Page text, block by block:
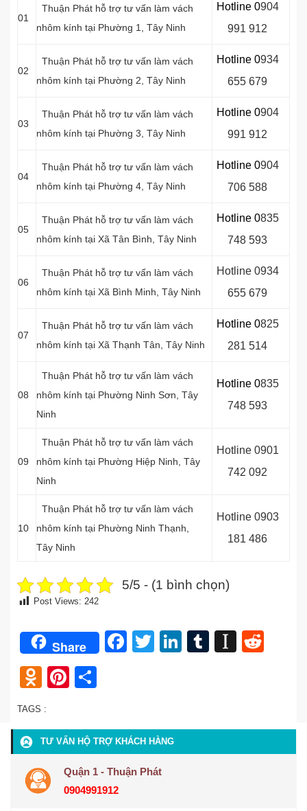
01
Thuận Phát hỗ trợ tư vấn làm vách
nhôm kính tại Phường 1, Tây Ninh
Hotline 0904
991 912
02
Thuận Phát hỗ trợ tư vấn làm vách
nhôm kính tại Phường 2, Tây Ninh
Hotline 0934
655 679
03
Thuận Phát hỗ trợ tư vấn làm vách
nhôm kính tại Phường 3, Tây Ninh
Hotline 0904
991 912
04
Thuận Phát hỗ trợ tư vấn làm vách
nhôm kính tại Phường 4, Tây Ninh
Hotline 0904
706 588
05
Thuận Phát hỗ trợ tư vấn làm vách
nhôm kính tại Xã Tân Bình, Tây Ninh
Hotline 0835
748 593
06
Thuận Phát hỗ trợ tư vấn làm vách
nhôm kính tại Xã Bình Minh , Tây Ninh
Hotline 0934
655 679
07
Thuận Phát hỗ trợ tư vấn làm vách
nhôm kính tại Xã Thạnh Tân, Tây Ninh
Hotline 0825
281 514
08
Thuận Phát hỗ trợ tư vấn làm vách
nhôm kính tại Phường Ninh Sơn , Tây
Ninh
Hotline 0835
748 593
09
Thuận Phát hỗ trợ tư vấn làm vách
nhôm kính tại Phường Hiệp Ninh, Tây
Ninh
Hotline 0901
742 092
10
Thuận Phát hỗ trợ tư vấn làm vách
nhôm kính tại Phường Ninh Thạnh
Tây Ninh
Hotline 0903
181 486
5/5 - (1 bình chọn)
Post Views: 242
Share Facebook
TwitterLinkedIn
Tumblr
Odnoklassniki
Pinterest
TAGS :
TƯ VẤN HỘ TRỢ KHÁCH HÀNG
Quận 1 - Thuận Phát
0904991912